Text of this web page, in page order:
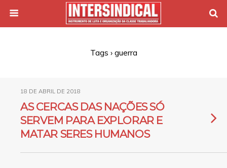
Tags › guerra
18 DE ABRIL DE 2018
AS CERCAS DAS NAÇÕES SÓ
SERVEM PARA EXPLORAR E
MATAR SERES HUMANOS